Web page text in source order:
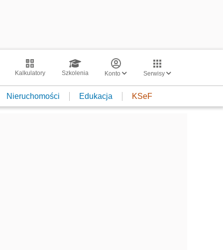
Kalkulatory Szkolenia Konto Serwisy
Nieruchomości Edukacja KSeF